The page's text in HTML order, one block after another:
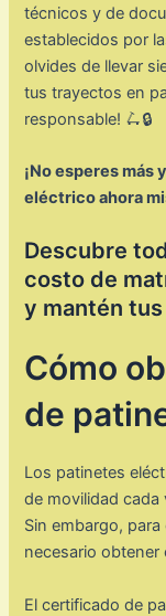
técnicos y de
establecidos por
olvides de llevar
tus trayectos en
responsable! 🛴🔒
¡No esperes
eléctrico ahora
Descubre
costo de
y mantén
Cómo
de
Los patinetes
de movilidad cada
Sin embargo,
necesario
El certificado de